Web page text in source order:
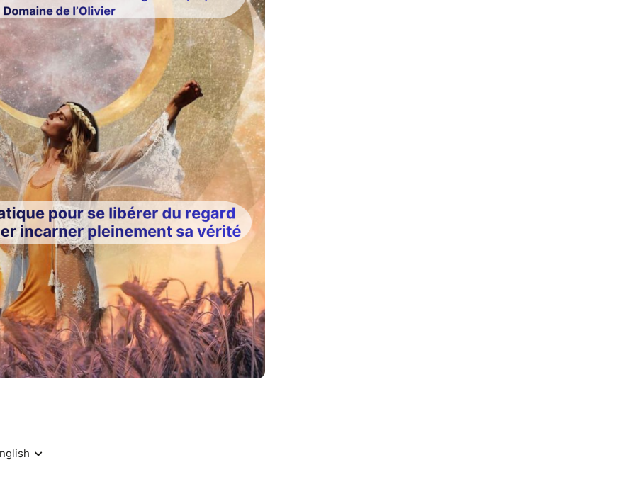
mêmes est en train de s’effondrer… afin qu’une
;
corps ou ton intuition ;
de vérité, de liberté et d’alignement ;
sans culpabilité ;
transition, de remise en question ou de
et intégration
à revenir à celle que tu es déjà.